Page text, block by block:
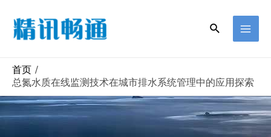
首页
总氮水质在线监测技术在城市排水系统管理中的应用探索